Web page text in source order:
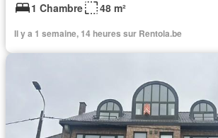
1 Chambre
48 m²
Il y a 1 semaine, 14 heures sur Rentola.be